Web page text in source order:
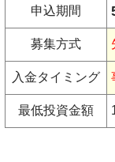
申込期間
募集方式
入金タイミング
最低投資金額